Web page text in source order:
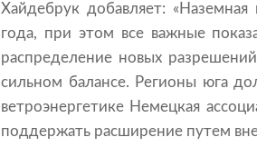
Хайдебрук добавляет:
года, при этом все важные
распределение новых
сильном балансе. Регионы юга
ветроэнергетике Немецкая
поддержать расширение путем